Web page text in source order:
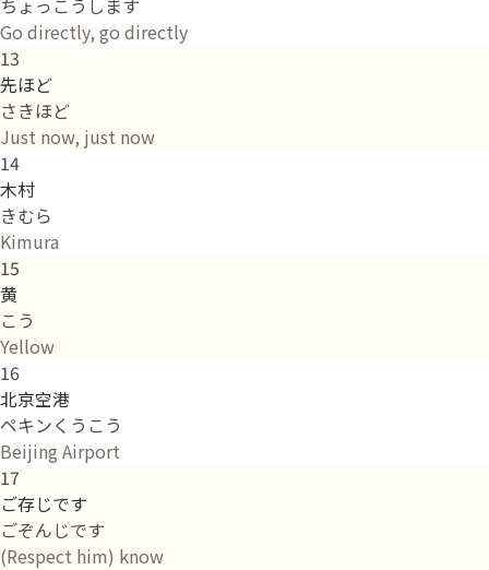
ちょっこうします
Go directly, go directly
13
先ほど
さきほど
Just now, just now
14
木村
きむら
Kimura
15
黄
こう
Yellow
16
北京空港
ペキンくうこう
Beijing Airport
17
ご存じです
ごぞんじです
(Respect him) know